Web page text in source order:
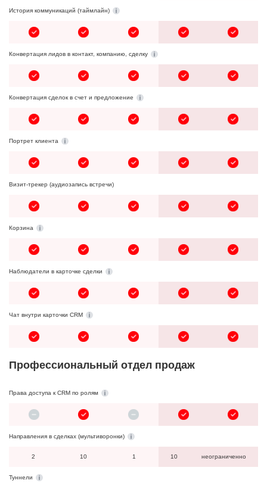
История коммуникаций (таймлайн)
Конвертация лидов в контакт, компанию, сделку
Конвертация сделок в счет и предложение
Портрет клиента
Визит-трекер (аудиозапись встречи)
Корзина
Наблюдатели в карточке сделки
Чат внутри карточки CRM
Профессиональный отдел продаж
Права доступа к CRM по ролям
Направления в сделках (мультиворонки)
2 10 1 10 неограниченно
Туннели